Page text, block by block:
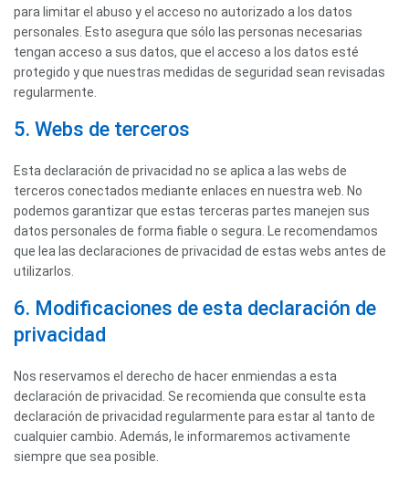
para limitar el abuso y el acceso no autorizado a los datos
personales. Esto asegura que sólo las personas necesarias
tengan acceso a sus datos, que el acceso a los datos esté
protegido y que nuestras medidas de seguridad sean revisadas
regularmente.
5. Webs de terceros
Esta declaración de privacidad no se aplica a las webs de
terceros conectados mediante enlaces en nuestra web. No
podemos garantizar que estas terceras partes manejen sus
datos personales de forma fiable o segura. Le recomendamos
que lea las declaraciones de privacidad de estas webs antes de
utilizarlos.
6. Modificaciones de esta declaración de
privacidad
Nos reservamos el derecho de hacer enmiendas a esta
declaración de privacidad. Se recomienda que consulte esta
declaración de privacidad regularmente para estar al tanto de
cualquier cambio. Además, le informaremos activamente
siempre que sea posible.